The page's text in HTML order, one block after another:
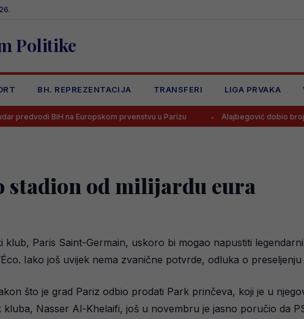
Politike
BH. REPREZENTACIJA TRANSFERI LIGA PRVAKA
na Europskom prvenstvu u Parizu Alajbegović dobio broj u Juventusu:
stadion od milijardu eura
klub, Paris Saint-Germain, uskoro bi mogao napustiti
Iako još uvijek nema zvanične potvrde, odluka o
što je grad Pariz odbio prodati Park prinčeva, koji je u
kluba, Nasser Al-Khelaifi, još u novembru je jasno poručio da